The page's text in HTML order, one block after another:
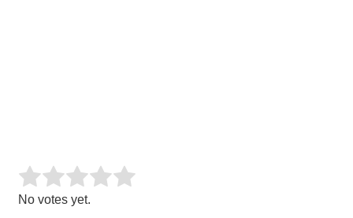
Rate this item:
No votes yet.